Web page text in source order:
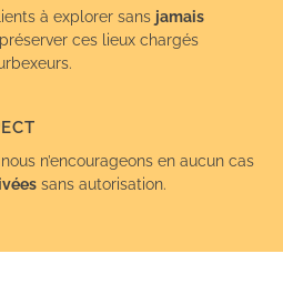
à explorer sans jamais
préserver ces lieux chargés
n’encourageons en aucun cas
sans autorisation.